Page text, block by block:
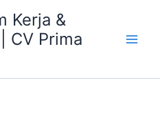
Kerja &
CV Prima